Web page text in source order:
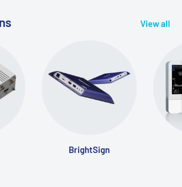
View all
BrightSign